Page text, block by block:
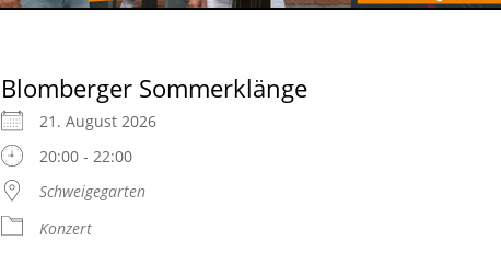
Blomberger Sommerklänge
21. August 2026
20:00 - 22:00
Schweigegarten
Konzert